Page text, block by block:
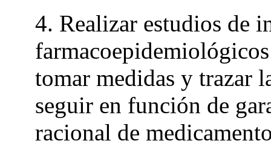
4. Realizar estudios de
tomar medidas y trazar
seguir en función de
racional de